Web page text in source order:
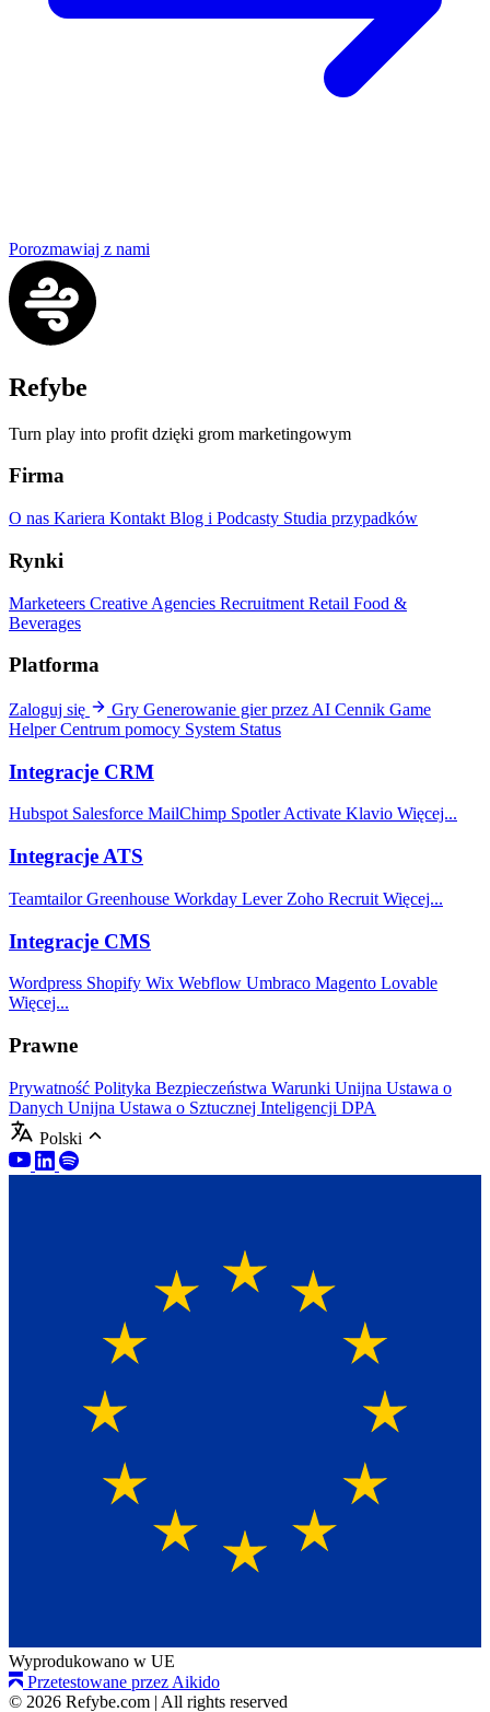
Porozmawiaj z nami
Refybe
Turn play into profit dzięki grom marketingowym
Firma
O nas Kariera Kontakt Blog i Podcasty Studia przypadków
Rynki
Marketeers Creative Agencies Recruitment Retail Food &
Beverages
Platforma
Zaloguj się Gry Generowanie gier przez AI Cennik Game
HelperCentrum pomocy System Status
Integracje CRM
Hubspot Salesforce MailChimp Spotler Activate Klavio Więcej...
Integracje ATS
TeamtailorGreenhouse Workday Lever Zoho Recruit Więcej...
Integracje CMS
Wordpress Shopify Wix Webflow Umbraco Magento Lovable
Więcej...
Prawne
Prywatność Polityka Bezpieczeństwa Warunki Unijna Ustawa o
Danych Unijna Ustawa o Sztucznej Inteligencji DPA
Polski
Wyprodukowano w UE
Przetestowane przez Aikido
© 2026 Refybe.com | All rights reserved